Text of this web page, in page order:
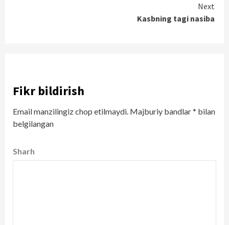
Next
Kasbning tagi nasiba
Fikr bildirish
Email manzilingiz chop etilmaydi. Majburiy bandlar* bilan
belgilangan
Sharh